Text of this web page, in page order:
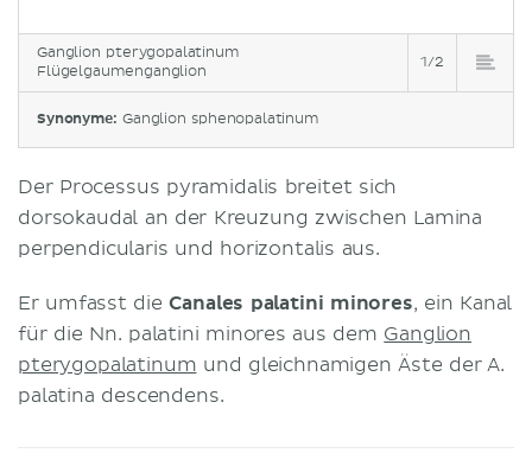
Ganglion pterygopalatinum
Flügelgaumenganglion
1/2
Synonyme: Ganglion sphenopalatinum
Der Processus pyramidalis breitet sich
dorsokaudal an der Kreuzung zwischen Lamina
perpendicularis und horizontalis aus.
Er umfasst dieCanales palatini minores, ein Kanal
für die Nn. palatini minores aus dem Ganglion
pterygopalatinum und gleichnamigen Äste der A.
palatina descendens.